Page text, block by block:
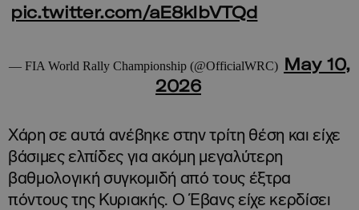
pic.twitter.com/aE8kIbVTQd
— FIA World Rally Championship (@OfficialWRC) May 10,
2026
Χάρη σε αυτά ανέβηκε στην τρίτη θέση και είχε
βάσιμες ελπίδες για ακόμη μεγαλύτερη
βαθμολογική συγκομιδή από τους έξτρα
πόντους της Κυριακής. Ο Έβανς είχε κερδίσει